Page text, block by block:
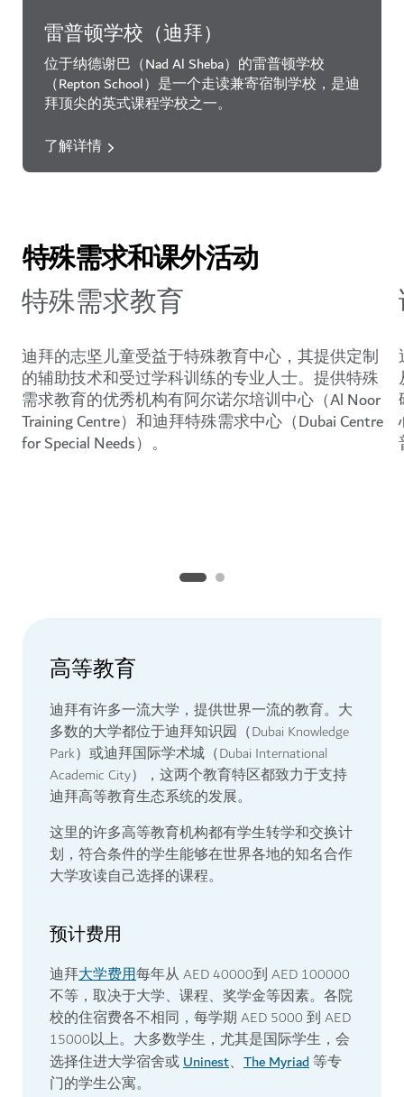
雷普顿学校（迪拜）
位于纳德谢巴（Nad Al Sheba）的雷普顿学校
（Repton School）是一个走读兼寄宿制学校，是迪
拜顶尖的英式课程学校之一。
了解详情
特殊需求和课外活动
特殊需求教育
迪拜的志坚儿童受益于特殊教育中心，其提供定制
的辅助技术和受过学科训练的专业人士。提供特殊
需求教育的优秀机构有阿尔诺尔培训中心（Al Noor
Training Centre）和迪拜特殊需求中心（Dubai Centre
for Special Needs）。
高等教育
迪拜有许多一流大学，提供世界一流的教育。大
多数的大学都位于迪拜知识园（Dubai Knowledge
Park）或迪拜国际学术城（Dubai International
Academic City），这两个教育特区都致力于支持
迪拜高等教育生态系统的发展。
这里的许多高等教育机构都有学生转学和交换计
划，符合条件的学生能够在世界各地的知名合作
大学攻读自己选择的课程。
预计费用
迪拜大学费用每年从 AED 40000到 AED 100000
不等，取决于大学、课程、奖学金等因素。各院
校的住宿费各不相同，每学期 AED 5000 到 AED
15000以上。大多数学生，尤其是国际学生，会
选择住进大学宿舍或Uninest、 The Myriad 等专
门的学生公寓。